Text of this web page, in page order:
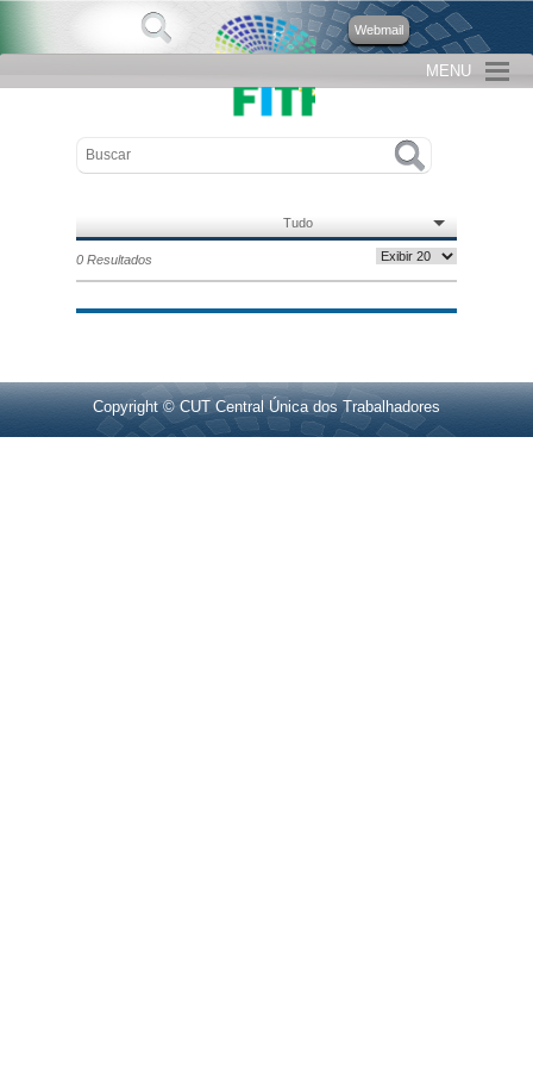
Webmail
MENU
Tudo
0 Resultados
Copyright © CUT Central Única dos Trabalhadores